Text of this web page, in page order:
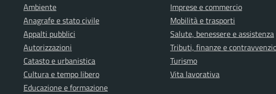
Ambiente
Anagrafe e stato civile
Appalti pubblici
Autorizzazioni
Catasto e urbanistica
Cultura e tempo libero
Educazione e formazione
Imprese e commercio
Mobilità e trasporti
Salute, benessere e assistenza
Tributi, finanze e
Turismo
Vita lavorativa